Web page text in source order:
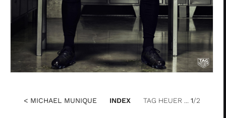
< MICHAEL MUNIQUE INDEX TAG HEUER ... 1/2